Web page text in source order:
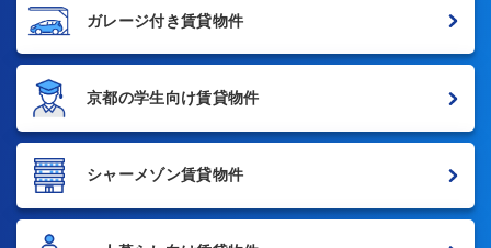
ガレージ付き賃貸物件
京都の学生向け賃貸物件
シャーメゾン賃貸物件